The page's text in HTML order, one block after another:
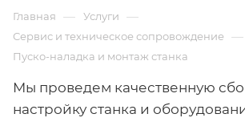
Главная — Услуги —
Сервис и техническое сопровождение —
Пуско-наладка и монтаж станка
Мы проведем качественную
настройку станка и